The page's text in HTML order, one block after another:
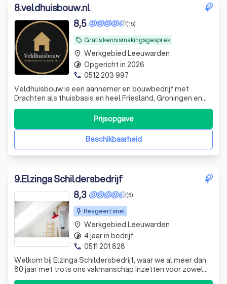
8.veldhuisbouw.nl
local_offer Gratis kennismakingsgesprek
(15)
8,5
Veldhuisbouw is een aannemer en bouwbedrijf met
Drachten als thuisbasis en heel Friesland, Groningen en
Drenthe als werkgebied. Voor particulieren én bedrijven
verzorgen wij complete verbouwingen,
badkamerrenovaties, stucwerk, buitenschilderwerk,
Beschikbaarheid
Prijsopgave
place Werkgebied Leeuwarden
timelapse Opgericht in 2026
phone 0512 203 997
9.Elzinga Schildersbedrijf
Reageert snel
(5)
8,3
Welkom bij Elzinga Schildersbedrijf, waar we al meer dan
80 jaar met trots ons vakmanschap inzetten voor zowel
particuliere als zakelijke klanten. Ons familiebedrijf,
place Werkgebied Leeuwarden
timelapse 4 jaar in bedrijf
phone 0511 201 828